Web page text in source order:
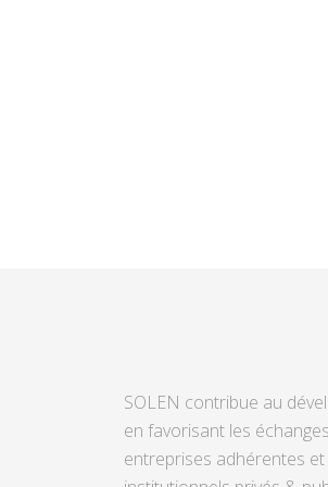
SOLEN contribue au
en favorisant les
entreprises adhérentes